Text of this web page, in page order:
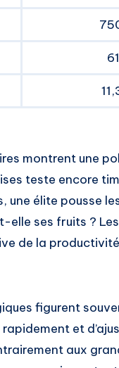
montrent une
teste encore
une élite pousse
ses fruits ?
de la
figurent
et
aux